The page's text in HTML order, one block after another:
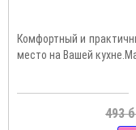
Комфортный и
место на Вашей
493